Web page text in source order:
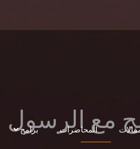
المحاضرات برامج
مع الرسول